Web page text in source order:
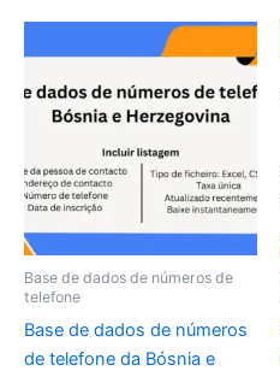
Base de dados de números de
telefone
Base de dados de números
de telefone da Bósnia e